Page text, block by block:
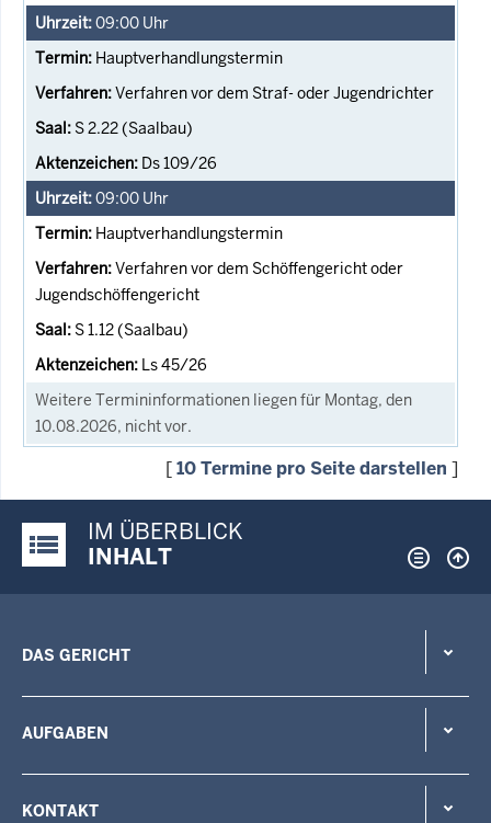
09:00 Uhr
Hauptverhandlungstermin
Verfahren vor dem Straf- oder Jugendrichter
S 2.22 (Saalbau)
Ds 109/26
09:00 Uhr
Hauptverhandlungstermin
Verfahren vor dem Schöffengericht oder
Jugendschöffengericht
S 1.12 (Saalbau)
Ls 45/26
Weitere Termininformationen liegen für Montag, den
10.08.2026, nicht vor.
[10 Termine pro Seite darstellen ]
Justiz-Portal im Überblick:
IM ÜBERBLICK
INHALT
DAS GERICHT
AUFGABEN
KONTAKT